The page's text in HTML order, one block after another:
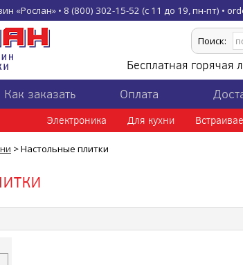
«Рослан» • 8 (800) 302-15-52 (с 11 до 19, пн-пт) •
Поиск:
Бесплатная горячая
Как заказать Оплата
Электроника Для кухни
> Настольные плитки